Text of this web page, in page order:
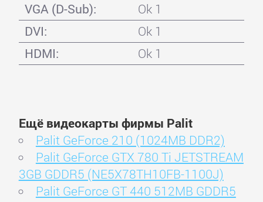
VGA (D-Sub):
Ok 1
DVI:
Ok 1
HDMI:
Ok 1
Ещё видеокарты фирмы Palit
Palit GeForce 210 (1024MB DDR2)
Palit GeForce GTX 780 Ti JETSTREAM
3GB GDDR5 (NE5X78TH10FB-1100J)
Palit GeForce GT 440 512MB GDDR5